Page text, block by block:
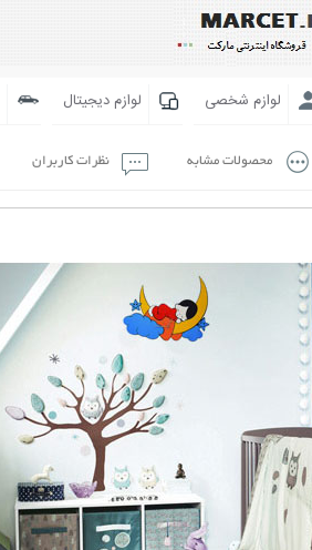
لوازم شخصی لوازم دیجیتال
محصولات مشابه نظرات کاربران